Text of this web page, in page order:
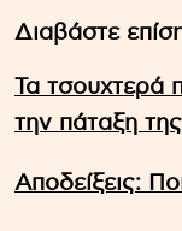
Διαβάστε
Τα τσουχτερά
την πάταξη
Αποδείξεις: